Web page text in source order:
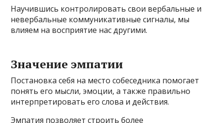
Научившись контролировать свои вербальные и
невербальные коммуникативные сигналы, мы
влияем на восприятие нас другими.
Значение эмпатии
Постановка себя на место собеседника помогает
понять его мысли, эмоции, а также правильно
интерпретировать его слова и действия.
Эмпатия позволяет строить более